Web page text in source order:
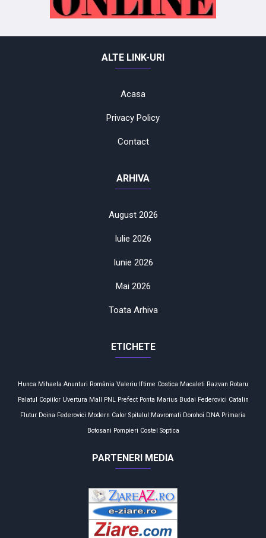
ALTE LINK-URI
Acasa
Privacy Policy
Contact
ARHIVA
August 2026
Iulie 2026
Iunie 2026
Mai 2026
Toata Arhiva
ETICHETE
Hunca Mihaela Anunturi România Valeriu Iftime Costica Macaleti Razvan Rotaru
Palatul Copiilor Uvertura Mall PNL Prefect Ponta Marius Budai Federovici Catalin
Flutur Doina Federovici Modern Calor Spitalul Mavromati Dorohoi DNA Primaria
Botosani Pompieri Costel Soptica
PARTENERI MEDIA